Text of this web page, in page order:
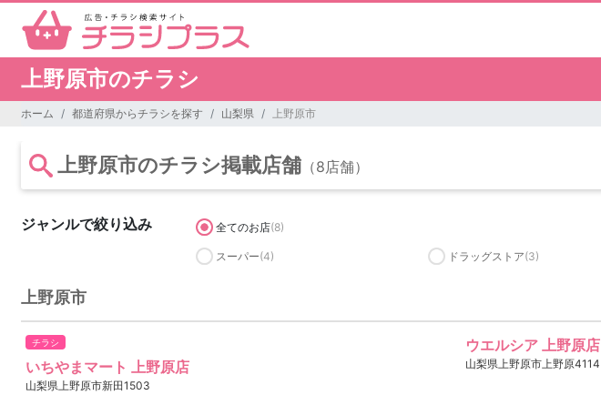
上野原市のチラシ
ホーム 都道府県からチラシを探す 山梨県 上野原市
上野原市のチラシ掲載店舗 （8店舗）
ジャンルで絞り込み 全てのお店(8)
スーパー(4) ドラッグストア(3)
上野原市
チラシ
いちやまマート 上野原店
山梨県上野原市新田1503
ウエルシア 上野原店
山梨県上野原市上野原4114